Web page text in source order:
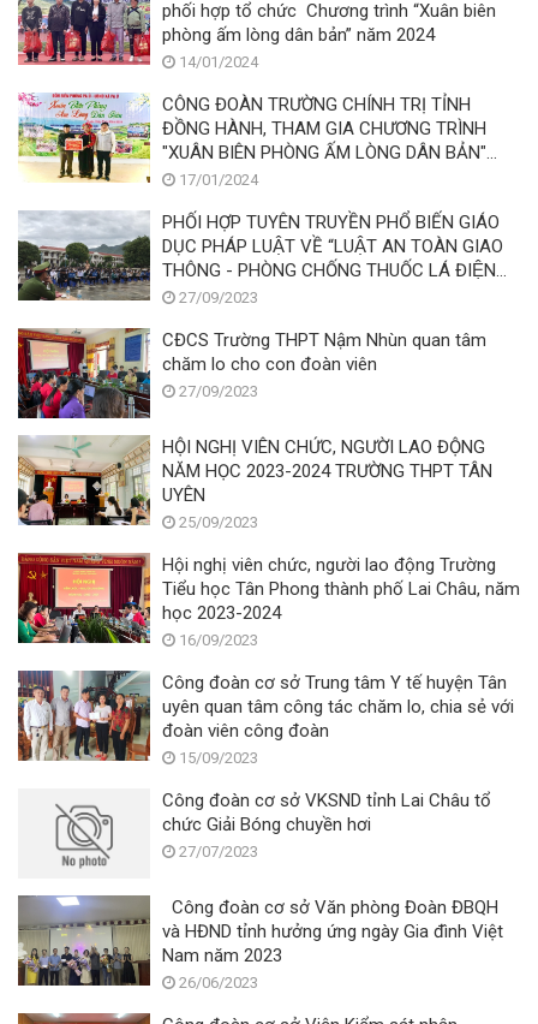
phối hợp tổ chức Chương trình “Xuân biên
phòng ấm lòng dân bản” năm 2024
14/01/2024
CÔNG ĐOÀN TRƯỜNG CHÍNH TRỊ TỈNH
ĐỒNG HÀNH, THAM GIA CHƯƠNG TRÌNH
"XUÂN BIÊN PHÒNG ẤM LÒNG DÂN BẢN"
NĂM 2024
17/01/2024
PHỐI HỢP TUYÊN TRUYỀN PHỔ BIẾN GIÁO
DỤC PHÁP LUẬT VỀ “LUẬT AN TOÀN GIAO
THÔNG - PHÒNG CHỐNG THUỐC LÁ ĐIỆN
TỬ”27/09/2023
CĐCS Trường THPT Nậm Nhùn quan tâm
chăm lo cho con đoàn viên
27/09/2023
HỘI NGHỊ VIÊN CHỨC, NGƯỜI LAO ĐỘNG
NĂM HỌC 2023-2024 TRƯỜNG THPT TÂN
UYÊN
25/09/2023
Hội nghị viên chức, người lao động Trường
Tiểu học Tân Phong thành phố Lai Châu, năm
học 2023-2024
16/09/2023
Công đoàn cơ sở Trung tâm Y tế huyện Tân
uyên quan tâm công tác chăm lo, chia sẻ với
đoàn viên công đoàn
15/09/2023
Công đoàn cơ sở VKSND tỉnh Lai Châu tổ
chức Giải Bóng chuyền hơi
27/07/2023
Công đoàn cơ sở Văn phòng Đoàn ĐBQH
và HĐND tỉnh hưởng ứng ngày Gia đình Việt
Nam năm 2023
26/06/2023